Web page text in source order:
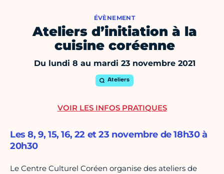
ÉVÈNEMENT
Ateliers d’initiation à la
cuisine coréenne
Du lundi 8 au mardi 23 novembre 2021
Ateliers
Les 8, 9, 15, 16, 22 et 23 novembre de 18h30 à
20h30
Le Centre Culturel Coréen organise des ateliers de
VOIR LES INFOS PRATIQUES